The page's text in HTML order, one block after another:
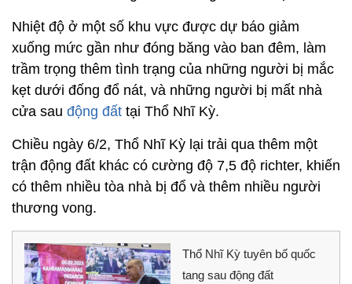
Nhiệt độ ở một số khu vực được dự báo giảm
xuống mức gần như đóng băng vào ban đêm, làm
trầm trọng thêm tình trạng của những người bị mắc
kẹt dưới đống đổ nát, và những người bị mất nhà
cửa sau động đất tại Thổ Nhĩ Kỳ.
Chiều ngày 6/2, Thổ Nhĩ Kỳ lại trải qua thêm một
trận động đất khác có cường độ 7,5 độ richter, khiến
có thêm nhiều tòa nhà bị đổ và thêm nhiều người
thương vong.
Thổ Nhĩ Kỳ tuyên bố quốc
tang sau động đất